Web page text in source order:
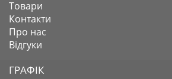
Товари
Контакти
Про нас
Відгуки
ГРАФІК